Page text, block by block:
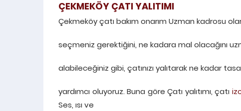
ÇEKMEKÖY ÇATI YALITIMI
Çekmeköy çatı bakım onarım Uzman kadrosu
seçmeniz gerektiğini, ne kadara mal olacağını
alabileceğiniz gibi, çatınızı yalıtarak ne kadar
yardımcı oluyoruz. Buna göre Çatı yalıtımı, çatı
Ses, ısı ve